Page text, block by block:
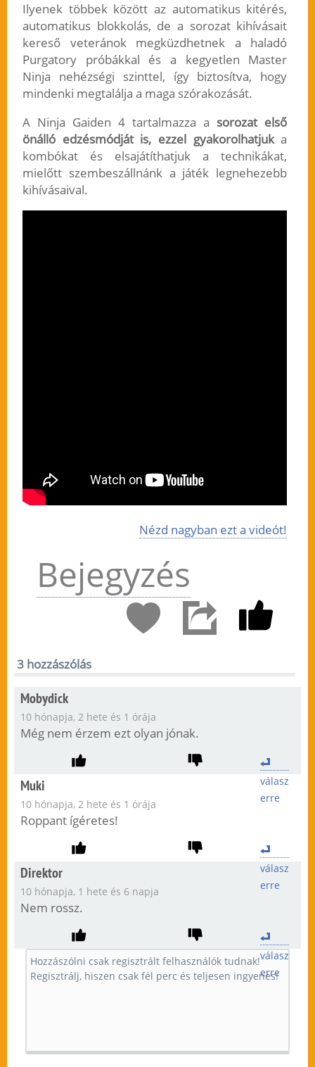
Ilyenek többek között az automatikus kitérés,
automatikus blokkolás, de a sorozat kihívásait
kereső veteránok megküzdhetnek a haladó
Purgatory próbákkal és a kegyetlen Master
Ninja nehézségi szinttel, így biztosítva, hogy
mindenki megtalálja a maga szórakozását.
A Ninja Gaiden 4 tartalmazza a sorozat első
önálló edzésmódját is, ezzel gyakorolhatjuka
kombókat és elsajátíthatjuk a technikákat,
mielőtt szembeszállnánk a játék legnehezebb
kihívásaival.
Nézd nagyban ezt a videót!
Bejegyzés
3 hozzászólás
Mobydick
10 hónapja, 2 hete és 1 órája
Még nem érzem ezt olyan jónak.
válasz
erre
Muki
10 hónapja, 2 hete és 1 órája
Roppant ígéretes!
válasz
erre
Direktor
10 hónapja, 1 hete és 6 napja
Nem rossz.
válasz
erre